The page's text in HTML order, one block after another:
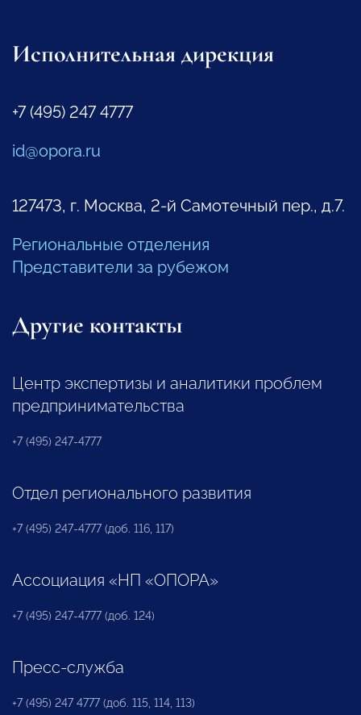
Исполнительная дирекция
+7 (495) 247 4777
id@opora.ru
127473, г. Москва, 2-й Самотечный пер., д.7.
Региональные отделения
Представители за рубежом
Другие контакты
Центр экспертизы и аналитики проблем
предпринимательства
+7 (495) 247-4777
Отдел регионального развития
+7 (495) 247-4777 (доб. 116, 117)
Ассоциация «НП «ОПОРА»
+7 (495) 247-4777 (доб. 124)
Пресс-служба
+7 (495) 247 4777 (доб. 115, 114, 113)